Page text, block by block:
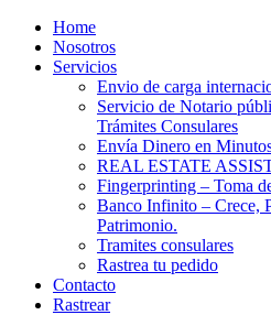
Home
Nosotros
Servicios
Envio de carga
Servicio de Notario
Trámites Consulares
Envía Dinero en
REAL ESTATE
Fingerprinting – Toma
Banco Infinito – Crece,
Patrimonio.
Tramites consulares
Rastrea tu pedido
Contacto
Rastrear